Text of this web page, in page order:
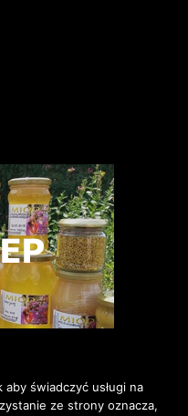
świadczyć usługi na
ze strony oznacza,